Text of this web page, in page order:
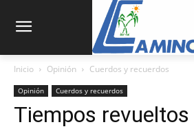
Inicio Opinión Cuerdos y recuerdos
Opinión Cuerdos y recuerdos
Tiempos revueltos